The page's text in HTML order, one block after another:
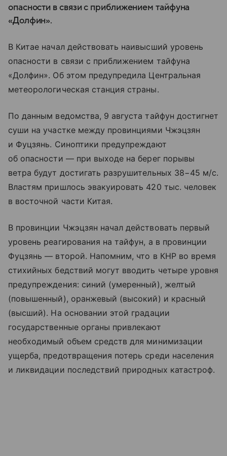
опасности в связи с приближением тайфуна
«Долфин».
В Китае начал действовать наивысший уровень
опасности в связи с приближением тайфуна
«Долфин». Об этом предупредила Центральная
метеорологическая станция страны.
По данным ведомства, 9 августа тайфун достигнет
суши на участке между провинциями Чжэцзян
и Фуцзянь. Синоптики предупреждают
об опасности — при выходе на берег порывы
ветра будут достигать разрушительных 38−45 м/с.
Властям пришлось эвакуировать 420 тыс. человек
в восточной части Китая.
В провинции Чжэцзян начал действовать первый
уровень реагирования на тайфун, а в провинции
Фуцзянь — второй. Напомним, что в КНР во время
стихийных бедствий могут вводить четыре уровня
предупреждения: синий (умеренный), желтый
(повышенный), оранжевый (высокий) и красный
(высший). На основании этой градации
государственные органы привлекают
необходимый объем средств для минимизации
ущерба, предотвращения потерь среди населения
и ликвидации последствий природных катастроф.